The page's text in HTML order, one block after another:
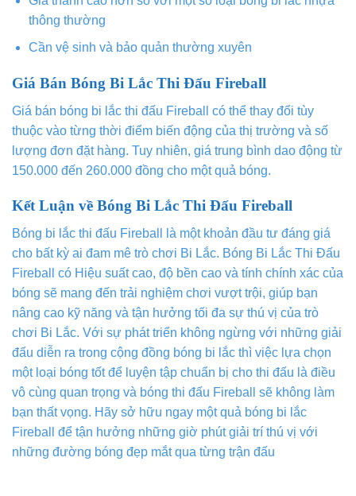
thông thường
Cần vệ sinh và bảo quản thường xuyên
Giá Bán Bóng Bi Lắc Thi Đấu Fireball
Giá bán bóng bi lắc thi đấu Fireball có thể thay đổi tùy
thuộc vào từng thời điểm biến động của thị trường và số
lượng đơn đặt hàng. Tuy nhiên, giá trung bình dao động từ
150.000 đến 260.000 đồng cho một quả bóng.
Kết Luận về Bóng Bi Lắc Thi Đấu Fireball
Bóng bi lắc thi đấu Fireball là một khoản đầu tư đáng giá
cho bất kỳ ai đam mê trò chơi Bi Lắc. Bóng Bi Lắc Thi Đấu
Fireball có Hiệu suất cao, độ bền cao và tính chính xác của
bóng sẽ mang đến trải nghiệm chơi vượt trội, giúp bạn
nâng cao kỹ năng và tận hưởng tối đa sự thú vị của trò
chơi Bi Lắc. Với sự phát triển không ngừng với những giải
đấu diễn ra trong cộng đồng bóng bi lắc thì việc lựa chọn
một loại bóng tốt để luyện tập chuẩn bị cho thi đấu là điều
vô cùng quan trọng và bóng thi đấu Fireball sẽ không làm
bạn thất vọng. Hãy sở hữu ngay một quả bóng bi lắc
Fireball để tận hưởng những giờ phút giải trí thú vị với
những đường bóng đẹp mắt qua từng trận đấu